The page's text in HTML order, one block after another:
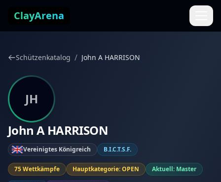
ClayArena
Schützenkatalog / John A HARRISON
JH
John A HARRISON
Vereinigtes Königreich B.I.C.T.S.F.
75 Wettkämpfe Hauptkategorie: OPEN Aktuell: Master